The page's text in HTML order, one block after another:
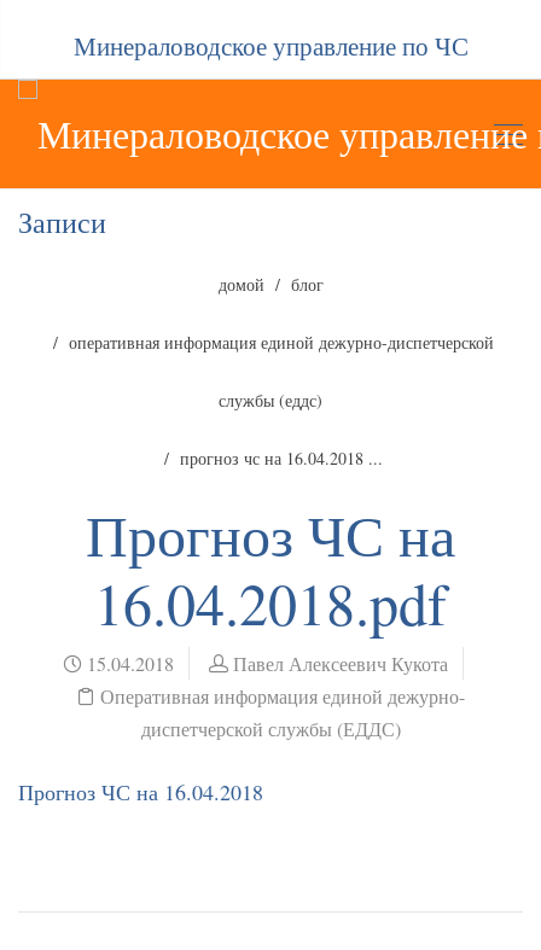
Минераловодское управление по ЧС
Записи
домой блог
оперативная информация единой дежурно-диспетчерской
службы (еддс)
прогноз чс на 16.04.2018 ...
Прогноз ЧС на
16.04.2018.pdf
15.04.2018
Павел Алексеевич Кукота
Оперативная информация единой дежурно-
диспетчерской службы (ЕДДС)
Прогноз ЧС на 16.04.2018